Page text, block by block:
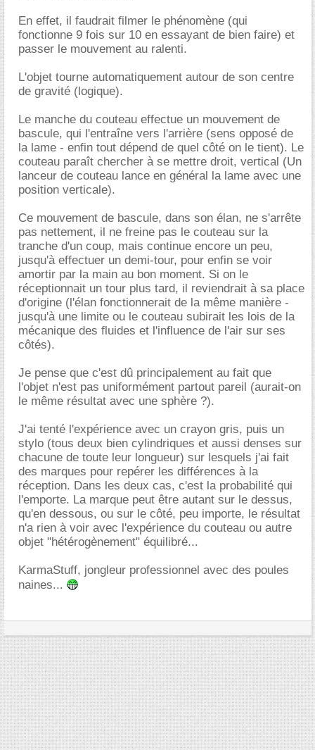
En effet, il faudrait filmer le phénomène (qui
fonctionne 9 fois sur 10 en essayant de bien faire) et
passer le mouvement au ralenti.
L'objet tourne automatiquement autour de son centre
de gravité (logique).
Le manche du couteau effectue un mouvement de
bascule, qui l'entraîne vers l'arrière (sens opposé de
la lame - enfin tout dépend de quel côté on le tient). Le
couteau paraît chercher à se mettre droit, vertical (Un
lanceur de couteau lance en général la lame avec une
position verticale).
Ce mouvement de bascule, dans son élan, ne s'arrête
pas nettement, il ne freine pas le couteau sur la
tranche d'un coup, mais continue encore un peu,
jusqu'à effectuer un demi-tour, pour enfin se voir
amortir par la main au bon moment. Si on le
réceptionnait un tour plus tard, il reviendrait à sa place
d'origine (l'élan fonctionnerait de la même manière -
jusqu'à une limite ou le couteau subirait les lois de la
mécanique des fluides et l'influence de l'air sur ses
côtés).
Je pense que c'est dû principalement au fait que
l'objet n'est pas uniformément partout pareil (aurait-on
le même résultat avec une sphère ?).
J'ai tenté l'expérience avec un crayon gris, puis un
stylo (tous deux bien cylindriques et aussi denses sur
chacune de toute leur longueur) sur lesquels j'ai fait
des marques pour repérer les différences à la
réception. Dans les deux cas, c'est la probabilité qui
l'emporte. La marque peut être autant sur le dessus,
qu'en dessous, ou sur le côté, peu importe, le résultat
n'a rien à voir avec l'expérience du couteau ou autre
objet "hétérogènement" équilibré...
KarmaStuff, jongleur professionnel avec des poules
naines...